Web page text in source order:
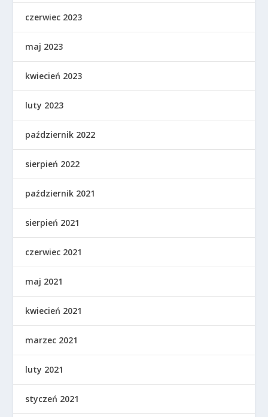
czerwiec 2023
maj 2023
kwiecień 2023
luty 2023
październik 2022
sierpień 2022
październik 2021
sierpień 2021
czerwiec 2021
maj 2021
kwiecień 2021
marzec 2021
luty 2021
styczeń 2021